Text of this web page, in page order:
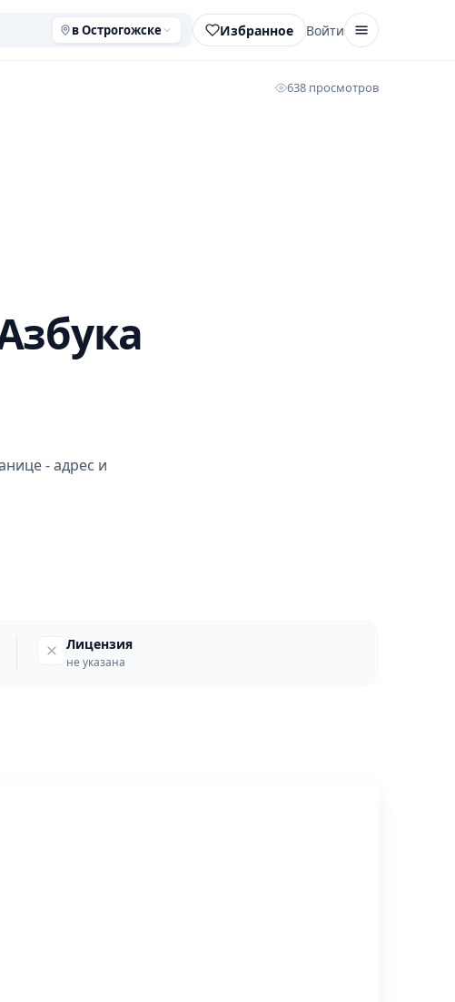
в Острогожске Избранное Войти
638 просмотров
- адрес и
Лицензия
не указана